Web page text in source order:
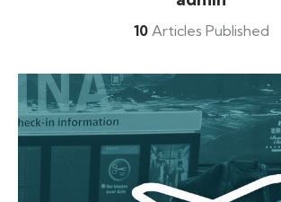
10Articles Published